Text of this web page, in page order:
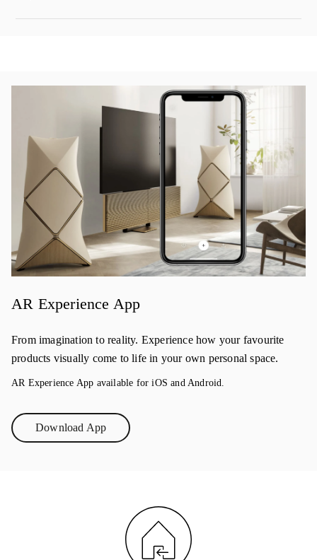
AR Experience App
From imagination to reality. Experience how your favourite
products visually come to life in your own personal space.
AR Experience App available for iOS and Android.
Download AppLink Opens in New Tab